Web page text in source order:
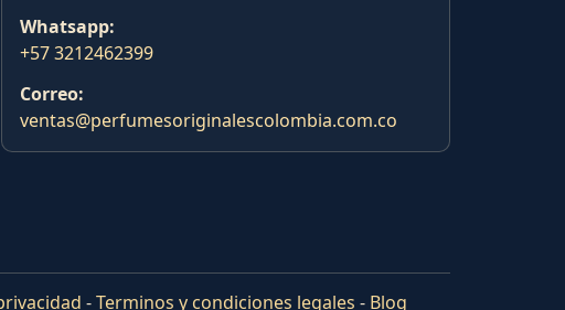
Whatsapp:
+57 3212462399
Correo:
ventas@perfumesoriginalescolombia.com.co
-Terminos y condiciones legales - Blog